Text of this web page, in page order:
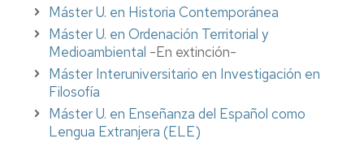
Máster U. en Historia Contemporánea
Máster U. en Ordenación Territorial y
Medioambiental -En extinción-
Máster Interuniversitario en Investigación en
Filosofía
Máster U. en Enseñanza del Español como
Lengua Extranjera (ELE)